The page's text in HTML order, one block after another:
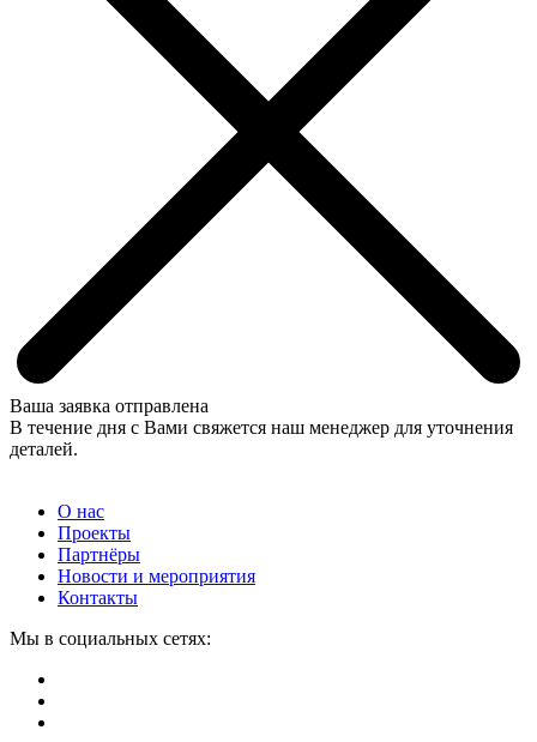
Ваша заявка отправлена
В течение дня с Вами свяжется наш менеджер для уточнения
деталей.
О нас
Проекты
Партнёры
Новости и мероприятия
Контакты
Мы в социальных сетях: